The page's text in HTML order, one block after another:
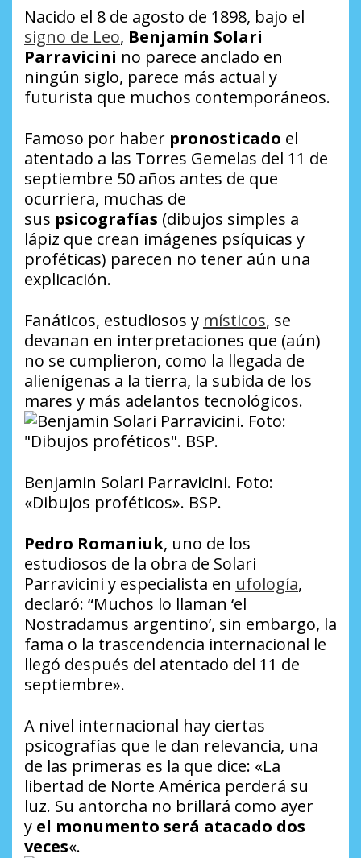
Nacido el 8 de agosto de 1898, bajo el
signo de Leo, Benjamín Solari
Parravicini no parece anclado en
ningún siglo, parece más actual y
futurista que muchos contemporáneos.
Famoso por haber pronosticado el
atentado a las Torres Gemelas del 11 de
septiembre 50 años antes de que
ocurriera, muchas de
sus psicografías (dibujos simples a
lápiz que crean imágenes psíquicas y
proféticas) parecen no tener aún una
explicación.
Fanáticos, estudiosos y místicos, se
devanan en interpretaciones que (aún)
no se cumplieron, como la llegada de
alienígenas a la tierra, la subida de los
mares y más adelantos tecnológicos.
Benjamin Solari Parravicini. Foto:
«Dibujos proféticos». BSP.
Pedro Romaniuk, uno de los
estudiosos de la obra de Solari
Parravicini y especialista en ufología,
declaró: “Muchos lo llaman ‘el
Nostradamus argentino’, sin embargo, la
fama o la trascendencia internacional le
llegó después del atentado del 11 de
septiembre».
A nivel internacional hay ciertas
psicografías que le dan relevancia, una
de las primeras es la que dice: «La
libertad de Norte América perderá su
luz. Su antorcha no brillará como ayer
y el monumento será atacado dos
veces«.